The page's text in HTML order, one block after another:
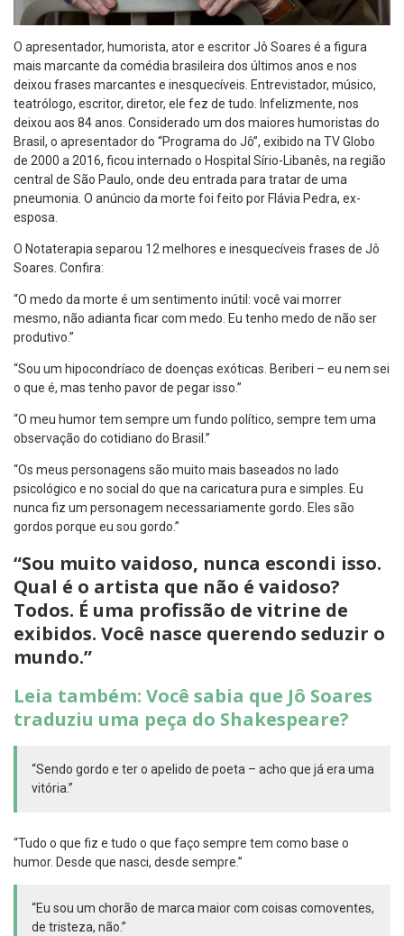
O apresentador, humorista, ator e escritor Jô Soares é a figura
mais marcante da comédia brasileira dos últimos anos e nos
deixou frases marcantes e inesquecíveis. Entrevistador, músico,
teatrólogo, escritor, diretor, ele fez de tudo. Infelizmente, nos
deixou aos 84 anos. Considerado um dos maiores humoristas do
Brasil, o apresentador do “Programa do Jô”, exibido na TV Globo
de 2000 a 2016, ficou internado o Hospital Sírio-Libanês, na região
central de São Paulo, onde deu entrada para tratar de uma
pneumonia. O anúncio da morte foi feito por Flávia Pedra, ex-
esposa.
O Notaterapia separou 12 melhores e inesquecíveis frases de Jô
Soares. Confira:
“O medo da morte é um sentimento inútil: você vai morrer
mesmo, não adianta ficar com medo. Eu tenho medo de não ser
produtivo.”
“Sou um hipocondríaco de doenças exóticas. Beriberi – eu nem sei
o que é, mas tenho pavor de pegar isso.”
“O meu humor tem sempre um fundo político, sempre tem uma
observação do cotidiano do Brasil.”
“Os meus personagens são muito mais baseados no lado
psicológico e no social do que na caricatura pura e simples. Eu
nunca fiz um personagem necessariamente gordo. Eles são
gordos porque eu sou gordo.”
“Sou muito vaidoso, nunca escondi isso.
Qual é o artista que não é vaidoso?
Todos. É uma profissão de vitrine de
exibidos. Você nasce querendo seduzir o
mundo.”
Leia também: Você sabia que Jô Soares
traduziu uma peça do Shakespeare?
“Sendo gordo e ter o apelido de poeta – acho que já era uma
vitória.”
“Tudo o que fiz e tudo o que faço sempre tem como base o
humor. Desde que nasci, desde sempre.”
“Eu sou um chorão de marca maior com coisas comoventes,
de tristeza, não.”